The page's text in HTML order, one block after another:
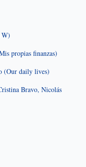
W)
propias finanzas)
(Our daily lives)
Bravo, Nicolás